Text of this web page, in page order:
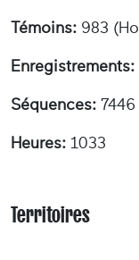
Témoins: 983
Enregistrements:
Séquences: 7446
Heures: 1033
Territoires